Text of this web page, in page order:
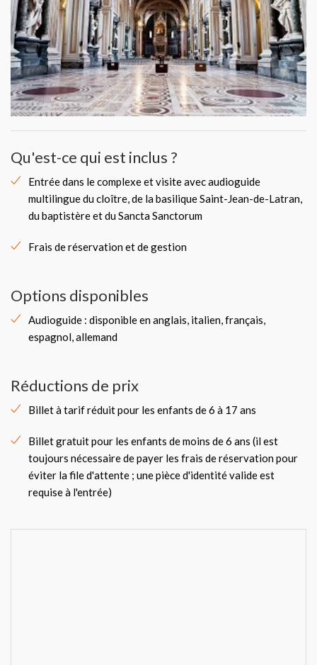
Qu'est-ce qui est inclus ?
Entrée dans le complexe et visite avec audioguide
multilingue du cloître, de la basilique Saint-Jean-de-Latran,
du baptistère et du Sancta Sanctorum
Frais de réservation et de gestion
Options disponibles
Audioguide : disponible en anglais, italien, français,
espagnol, allemand
Réductions de prix
Billet à tarif réduit pour les enfants de 6 à 17 ans
Billet gratuit pour les enfants de moins de 6 ans (il est
toujours nécessaire de payer les frais de réservation pour
éviter la file d'attente ; une pièce d'identité valide est
requise à l'entrée)